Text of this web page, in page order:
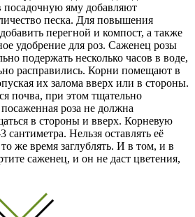
посадочную яму добавляют
песка. Для повышения
перегной и компост, а также
удобрение для роз. Саженец розы
подержать несколько часов в воде,
расправились. Корни помещают в
их залома вверх или в стороны.
почва, при этом тщательно
роза не должна
в стороны и вверх. Корневую
сантиметра. Нельзя оставлять её
же время заглублять. И в том, и в
саженец, и он не даст цветения,